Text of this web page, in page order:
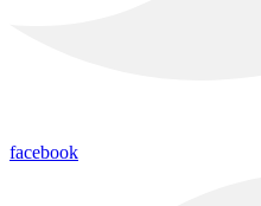
facebook